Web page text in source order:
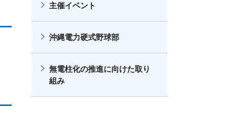
主催イベント
沖縄電力硬式野球部
無電柱化の推進に向けた取り
組み